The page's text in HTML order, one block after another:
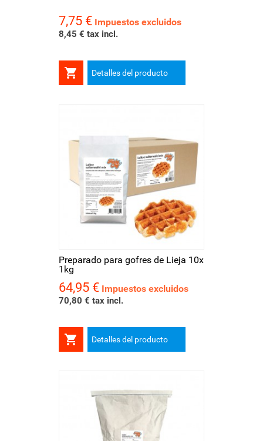
Precio
7,75 € Impuestos excluidos
8,45 € tax incl.
 Detalles del producto
Preparado para gofres de Lieja 10x
1kg
Precio
64,95 € Impuestos excluidos
70,80 € tax incl.
 Detalles del producto